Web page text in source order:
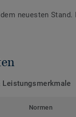
neuesten Stand.
Leistungsmerkmale
Normen